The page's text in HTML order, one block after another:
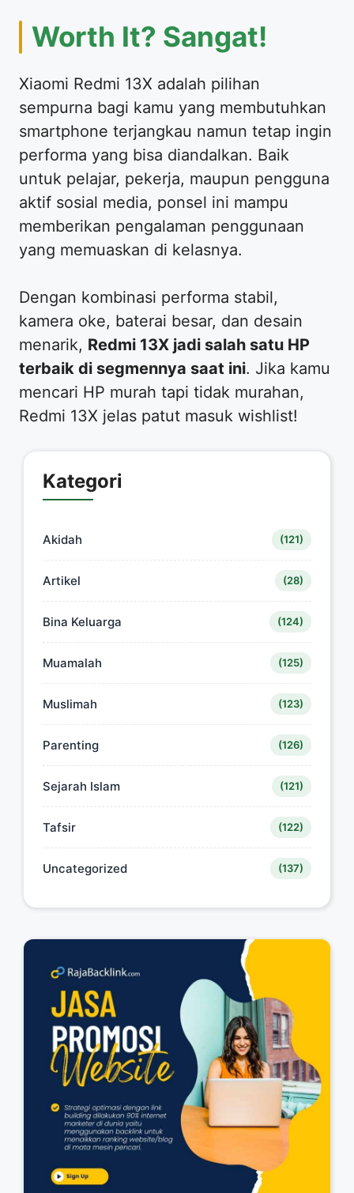
Worth It? Sangat!
Xiaomi Redmi 13X adalah pilihan
sempurna bagi kamu yang membutuhkan
smartphone terjangkau namun tetap ingin
performa yang bisa diandalkan. Baik
untuk pelajar, pekerja, maupun pengguna
aktif sosial media, ponsel ini mampu
memberikan pengalaman penggunaan
yang memuaskan di kelasnya.
Dengan kombinasi performa stabil,
kamera oke, baterai besar, dan desain
menarik, Redmi 13X jadi salah satu HP
terbaik di segmennya saat ini. Jika kamu
mencari HP murah tapi tidak murahan,
Redmi 13X jelas patut masuk wishlist!
Kategori
Akidah (121)
Artikel (28)
Bina Keluarga (124)
Muamalah (125)
Muslimah (123)
Parenting (126)
Sejarah Islam (121)
Tafsir (122)
Uncategorized (137)